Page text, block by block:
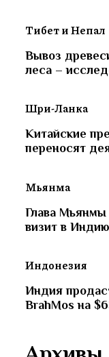
Тибет и Непал
Вывоз
леса –
Шри-Ланка
Китайские
переносят
Мьянма
Глава
визит в Индию
Индонезия
Индия
BrahMos на